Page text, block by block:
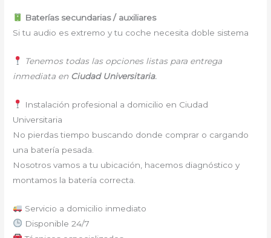
Baterías secundarias / auxiliares
Si tu audio es extremo y tu coche necesita doble sistema
Tenemos todas las opciones listas para entrega
inmediata en Ciudad Universitaria.
Instalación profesional a domicilio en Ciudad
Universitaria
No pierdas tiempo buscando donde comprar o cargando
una batería pesada.
Nosotros vamos a tu ubicación, hacemos diagnóstico y
montamos la batería correcta.
Servicio a domicilio inmediato
Disponible 24/7